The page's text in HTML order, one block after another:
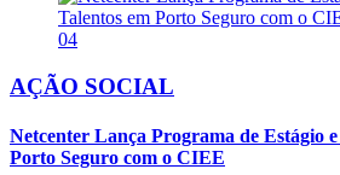
04
AÇÃO SOCIAL
Netcenter Lança Programa de Estágio
Porto Seguro com o CIEE